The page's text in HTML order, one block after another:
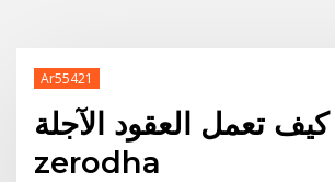
Ar55421
كيف تعمل العقود الآجلة
zerodha